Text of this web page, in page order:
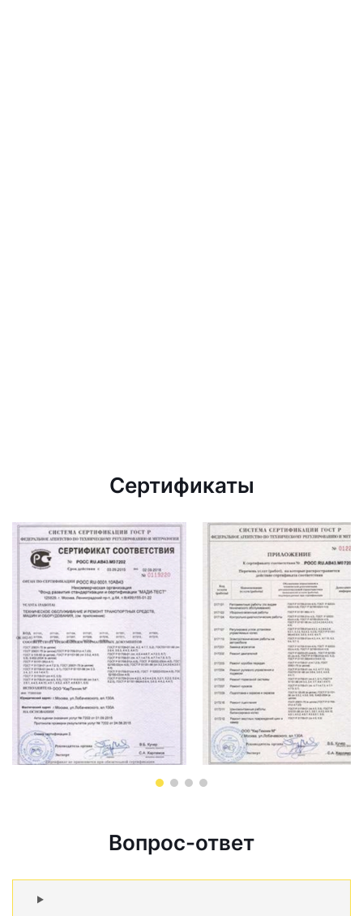
Сертификаты
Вопрос-ответ